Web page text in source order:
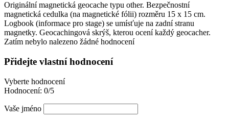
Originální magnetická geocache typu other. Bezpečnostní
magnetická cedulka (na magnetické fólii) rozměru 15 x 15 cm.
Logbook (informace pro stage) se umísťuje na zadní stranu
magnetky. Geocachingová skrýš, kterou ocení každý geocacher.
Zatím nebylo nalezeno žádné hodnocení
Přidejte vlastní hodnocení
Vyberte hodnocení
Hodnocení: 0/5
Vaše jméno